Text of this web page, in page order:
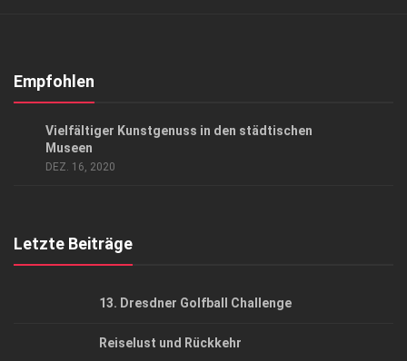
Kontakt, Impressum
Empfohlen
Vielfältiger Kunstgenuss in den städtischen
Museen
DEZ. 16, 2020
Letzte Beiträge
13. Dresdner Golfball Challenge
Reiselust und Rückkehr